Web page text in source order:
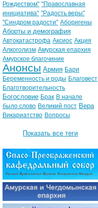
Рождеством" "Православная
инициатива" "Радость веры"
"Синдром радости" Аборигены
Аборты и демография
Автокатастрофа Аксиос Акция
Алкоголизм Амурская епархия
Амурское благочиние
Анонсы Армия Бари
Беременность и роды Благовест
Благотворительность
Богословие Брак В начале
было слово Великий пост Вера
Викариатство Вопросы
Показать все теги